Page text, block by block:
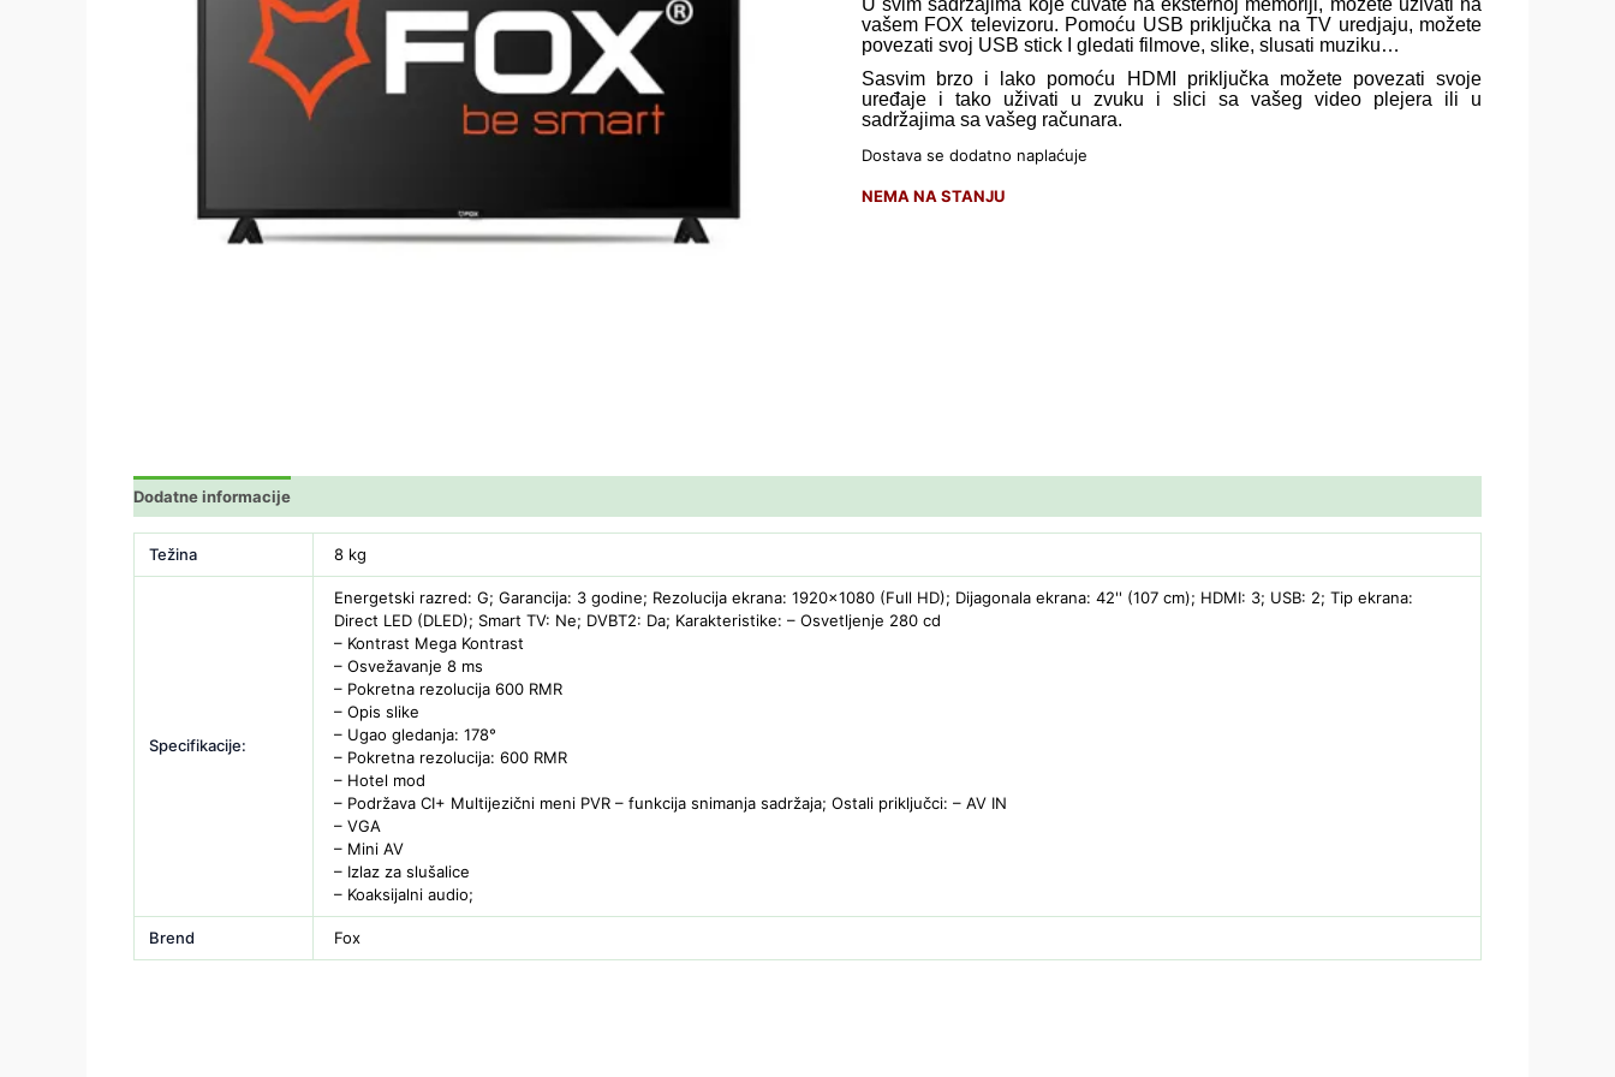
U svim sadržajima koje čuvate na eksternoj memoriji, možete uživati na
vašem FOX televizoru. Pomoću USB priključka na TV uredjaju, možete
povezati svoj USB stick I gledati filmove, slike, slusati muziku…
Sasvim brzo i lako pomoću HDMI priključka možete povezati svoje
uređaje i tako uživati u zvuku i slici sa vašeg video plejera ili u
sadržajima sa vašeg računara.
Dostava se dodatno naplaćuje
NEMA NA STANJU
Dodatne informacije
Težina 8 kg
Specifikacije:
Energetski razred: G; Garancija: 3 godine; Rezolucija ekrana: 1920×1080 (Full HD); Dijagonala ekrana: 42'' (107 cm); HDMI: 3; USB: 2; Tip ekrana:
Direct LED (DLED); Smart TV: Ne; DVBT2: Da; Karakteristike: – Osvetljenje 280 cd
– Kontrast Mega Kontrast
– Osvežavanje 8 ms
– Pokretna rezolucija 600 RMR
– Opis slike
– Ugao gledanja: 178°
– Pokretna rezolucija: 600 RMR
– Hotel mod
– Podržava CI+ Multijezični meni PVR – funkcija snimanja sadržaja; Ostali priključci: – AV IN
– VGA
– Mini AV
– Izlaz za slušalice
– Koaksijalni audio;
Brend Fox